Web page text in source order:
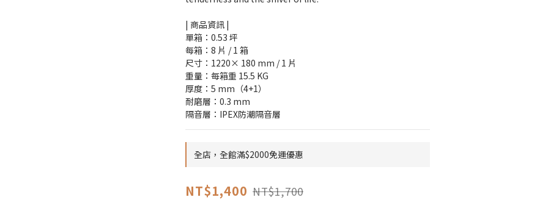
| 商品資訊 |
單箱：0.53 坪
每箱：8 片 / 1 箱
尺寸：1220× 180 mm / 1 片
重量：每箱重 15.5 KG
厚度：5 mm（4+1）
耐磨層：0.3 mm
隔音層：IPEX防潮隔音層
全店，全館滿$2000免運優惠
NT$1,400 NT$1,700